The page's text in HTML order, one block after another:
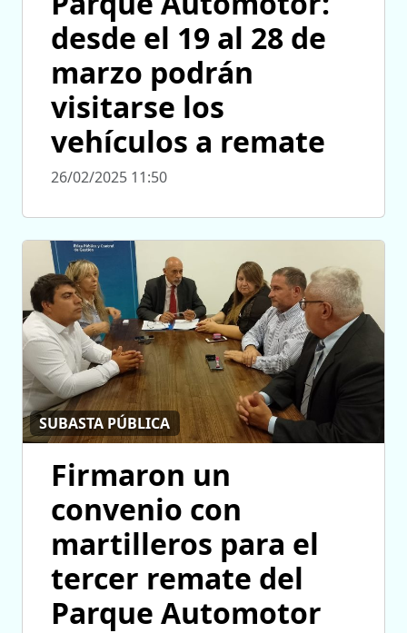
desde el 19 al 28 de
marzo podrán
visitarse los
vehículos a remate
26/02/2025 11:50
SUBASTA PÚBLICA
Firmaron un
convenio con
martilleros para el
tercer remate del
Parque Automotor